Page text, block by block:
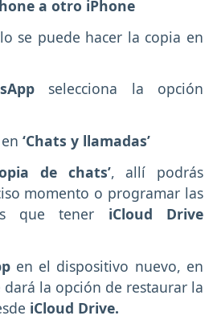
a otro iPhone
se puede hacer la copia en
selecciona la opción
‘Chats y llamadas’
de chats’, allí podrás
momento o programar las
que tener iCloud Drive
en el dispositivo nuevo, en
la opción de restaurar la
iCloud Drive.